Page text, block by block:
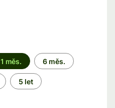
1 měs. 6 měs.
5 let